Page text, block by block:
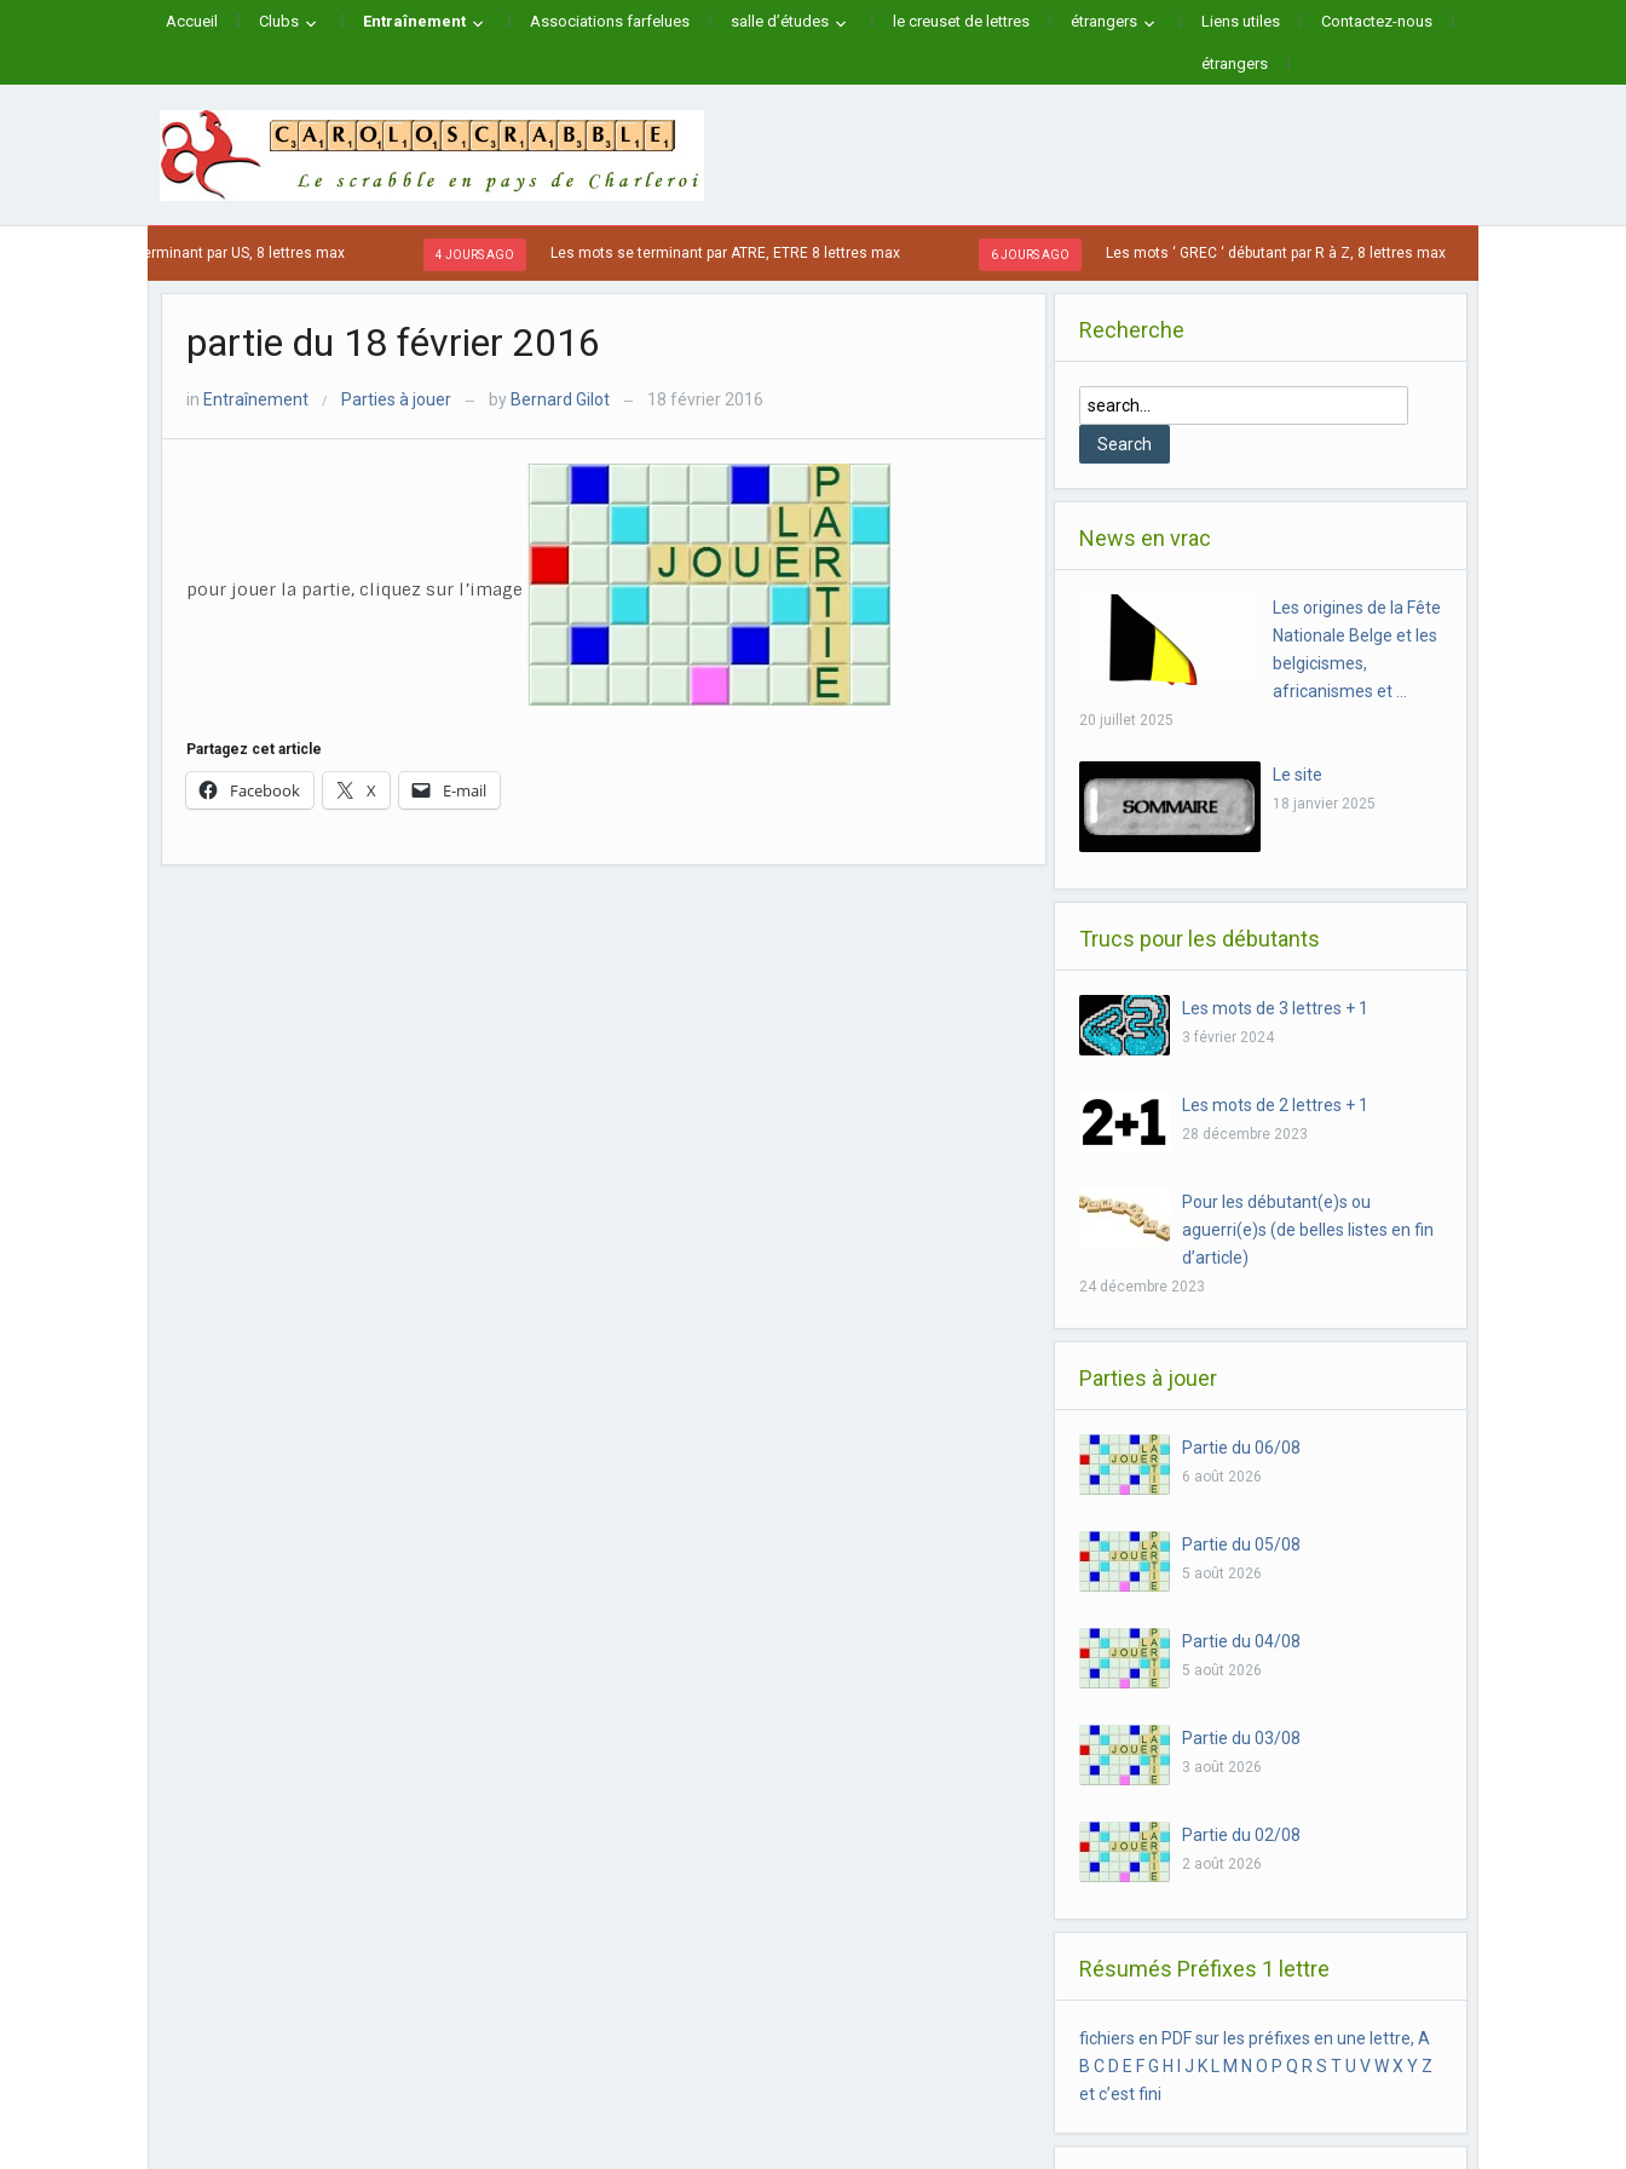
Accueil Clubs Entraînement Associations farfelues salle d’études le creuset de lettres étrangers Liens utiles Contactez-nous
étrangers
de A à C se terminant par US, 8 lettres max 4 JOURS AGO Les mots se terminant par ATRE, ETRE 8 lettres max 6 JOURS AGO Les mots ‘ GREC ‘ débutant par R à Z, 8 lettres max
partie du 18 février 2016
in Entraînement / Parties à jouer — by Bernard Gilot — 18 février 2016
pour jouer la partie, cliquez sur l’image
Partagez cet article
Facebook X E-mail
Recherche
News en vrac
Les origines de la Fête
Nationale Belge et les
belgicismes,
africanismes et …
20 juillet 2025
Le site
18 janvier 2025
Trucs pour les débutants
Les mots de 3 lettres + 1
3 février 2024
Les mots de 2 lettres + 1
28 décembre 2023
Pour les débutant(e)s ou
aguerri(e)s (de belles listes en fin
d’article)
24 décembre 2023
Parties à jouer
Partie du 06/08
6 août 2026
Partie du 05/08
5 août 2026
Partie du 04/08
5 août 2026
Partie du 03/08
3 août 2026
Partie du 02/08
2 août 2026
Résumés Préfixes 1 lettre
fichiers en PDF sur les préfixes en une lettre, A
B C D E F G H I J K L M N O P Q R S T U V W X Y Z
et c’est fini